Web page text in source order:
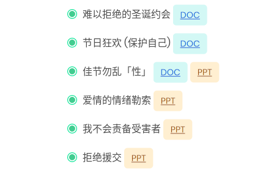
难以拒绝的圣诞约会
节日狂欢 (保护自己)
佳节勿乱「性」
爱情的情绪勒索
我不会责备受害者
拒绝援交